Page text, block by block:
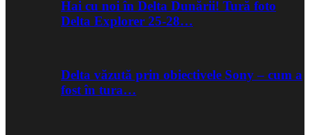
Hai cu noi în Delta Dunării! Tură foto
Delta Explorer 25-28…
Delta văzută prin obiectivele Sony – cum a
fost în tura…